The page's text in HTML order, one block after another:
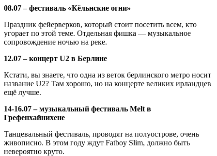
08.07 – фестиваль «Кёльнские огни»
Праздник фейерверков, который стоит посетить всем, кто
угорает по этой теме. Отдельная фишка — музыкальное
сопровождение ночью на реке.
12.07 – концерт U2 в Берлине
Кстати, вы знаете, что одна из веток берлинского метро носит
название U2? Там хорошо, но на концерте великих ирландцев
ещё лучше.
14-16.07 – музыкальный фестиваль Melt в
Грефенхайнихене
Танцевальный фестиваль, проводят на полуострове, очень
живописно. В этом году ждут Fatboy Slim, должно быть
невероятно круто.